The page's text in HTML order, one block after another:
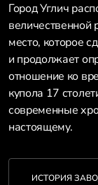
Город Углич
величественной
место, которое
и продолжает
отношение ко
купола 17
современные
настоящему.
ИСТОРИЯ